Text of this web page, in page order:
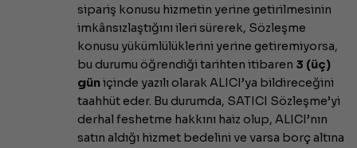
sipariş konusu hizmetin yerine getirilmesinin
imkânsızlaştığını ileri sürerek, Sözleşme
konusu yükümlülüklerini yerine getiremiyorsa,
bu durumu öğrendiği tarihten itibaren 3 (üç)
güniçinde yazılı olarak ALICI’ya bildireceğini
taahhüt eder. Bu durumda, SATICI Sözleşme’yi
derhal feshetme hakkını haiz olup, ALICI’nın
satın aldığı hizmet bedelini ve varsa borç altına